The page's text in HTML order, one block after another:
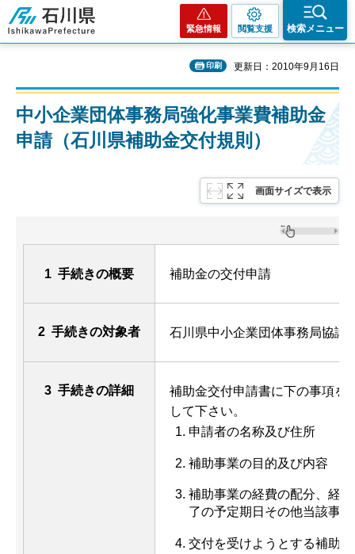
石川県
緊急情報 閲覧支援 検索メニュー
印刷 更新日：2010年9月16日
中小企業団体事務局強化事業費補助金
申請（石川県補助金交付規則）
画面サイズで表示
1 手続きの概要 補助金の交付申請
2 手続きの対象者 石川県中小企業団体事務局協議
3 手続きの詳細
補助金交付申請書に下の事項を
して下さい。
申請者の名称及び住所
補助事業の目的及び内容
補助事業の経費の配分、経
了の予定期日その他当該事
交付を受けようとする補助